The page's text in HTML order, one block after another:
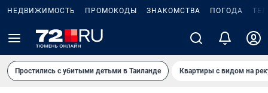
НЕДВИЖИМОСТЬ ПРОМОКОДЫ ЗНАКОМСТВА ПОГОДА
Простились с убитыми детьми в Таиланде Квартиры с видом на